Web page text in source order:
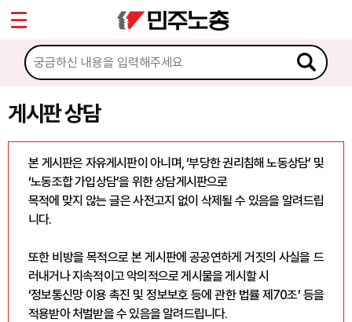
게시판 상담
본 게시판은 자유게시판이 아니며, ‘부당한 권리침해 노동상담’ 및
‘노동조합 가입상담’을 위한 상담게시판으로
목적에 맞지 않는 글은 사전고지 없이 삭제될 수 있음을 알려드립
니다.
또한 비방을 목적으로 본 게시판에 공공연하게 거짓의 사실을 드
러내거나 지속적이고 악의적으로 게시물을 게시할 시
‘정보통신망 이용 촉진 및 정보보호 등에 관한 법률 제70조’ 등을
적용받아 처벌받을 수 있음을 알려드립니다.
마이페이지
소개
소식
게시판 상담
권리찾기수첩 검색
바로보기
찾아보기
노동조합 가입 안내
Sketchbook5, 스케치북5
Sketchbook5, 스케치북5